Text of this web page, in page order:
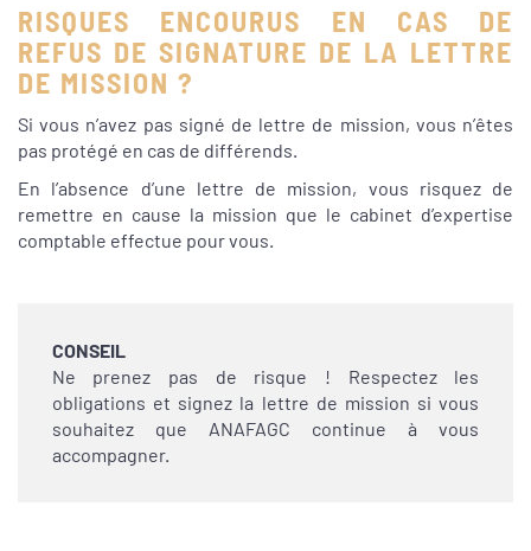
RISQUES ENCOURUS EN CAS DE
REFUS DE SIGNATURE DE LA LETTRE
DE MISSION ?
Si vous n’avez pas signé de lettre de mission, vous n’êtes
pas protégé en cas de différends.
En l’absence d’une lettre de mission, vous risquez de
remettre en cause la mission que le cabinet d’expertise
comptable effectue pour vous.
CONSEIL
Ne prenez pas de risque ! Respectez les
obligations et signez la lettre de mission si vous
souhaitez que ANAFAGC continue à vous
accompagner.